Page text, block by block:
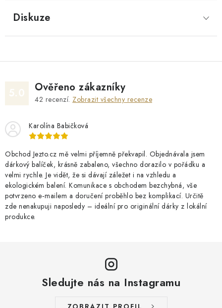
Diskuze
Ověřeno zákazníky
42 recenzí. Zobrazit všechny recenze
Karolína Babičková
Obchod Jezto.cz mě velmi příjemně překvapil. Objednávala jsem
dárkový balíček, krásně zabaleno, všechno dorazilo v pořádku a
velmi rychle. Je vidět, že si dávají záležet i na vzhledu a
ekologickém balení. Komunikace s obchodem bezchybná, vše
potvrzeno e‑mailem a doručení proběhlo bez komplikací. Určitě
zde nenakupuji naposledy – ideální pro originální dárky z lokální
produkce.
Sledujte nás na Instagramu